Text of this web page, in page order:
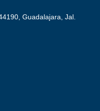
Guadalajara, Jal.